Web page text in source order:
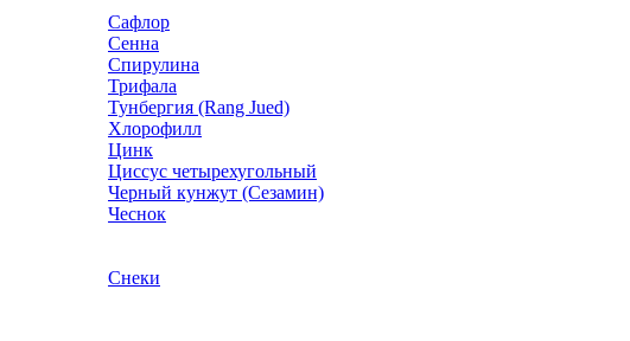
Сафлор
Сенна
Спирулина
Трифала
Тунбергия (Rang Jued)
Хлорофилл
Цинк
Циссус четырехугольный
Черный кунжут (Сезамин)
Чеснок
Снеки